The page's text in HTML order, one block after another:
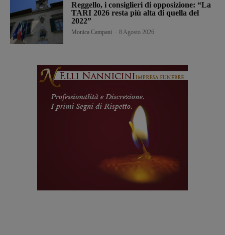
Reggello, i consiglieri di opposizione: “La
TARI 2026 resta più alta di quella del
2022”
Monica Campani 8 Agosto 2026